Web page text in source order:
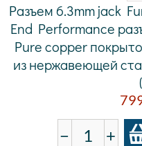
Разъем 6.3mm jack
End Performance
Pure copper
из нержавеющей
− +